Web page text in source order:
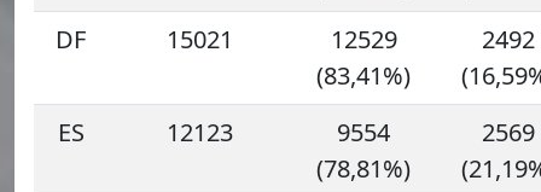
DF
15021
12529
(83,41%)
2492
ES
12123
9554
(78,81%)
2569